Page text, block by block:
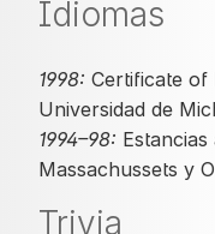
Idiomas
1998: Certificate of
Universidad de
1994–98:
Massachussets y
Trivia